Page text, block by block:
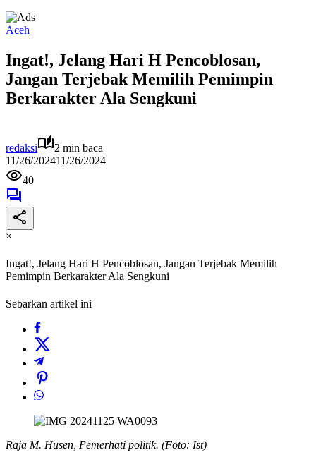
Aceh
Ingat!, Jelang Hari H Pencoblosan,
Jangan Terjebak Memilih Pemimpin
Berkarakter Ala Sengkuni
redaksi
2 min baca
11/26/202411/26/2024
40
×
Ingat!, Jelang Hari H Pencoblosan, Jangan Terjebak Memilih
Pemimpin Berkarakter Ala Sengkuni
Sebarkan artikel ini
Raja M. Husen, Pemerhati politik. (Foto: Ist)